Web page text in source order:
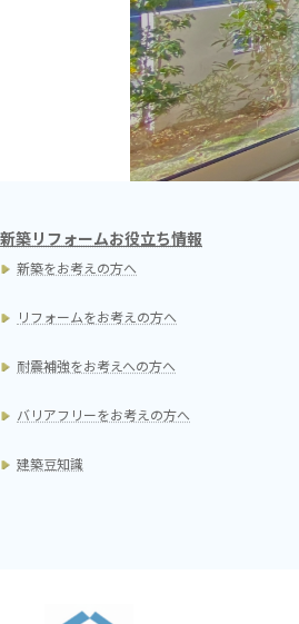
新築リフォームお役立ち情報
新築をお考えの方へ
リフォームをお考えの方へ
耐震補強をお考えへの方へ
バリアフリーをお考えの方へ
建築豆知識